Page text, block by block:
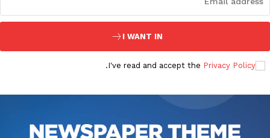
بىز كىم؟
بىزنى قوللاڭ
I WANT IN
I've read and accept the Privacy Policy
.